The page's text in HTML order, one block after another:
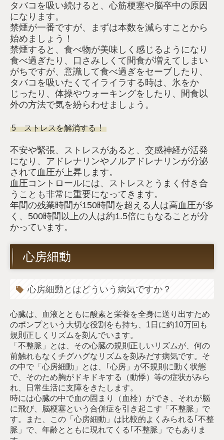
タバコを吸い続けると、心筋梗塞や脳卒中の原因
になります。
禁煙が一番ですが、まずは本数を減らすことから
始めましょう！
禁煙すると、食べ物が美味しく感じるようになり
食べ過ぎたり、口さみしくて間食が増えてしまい
がちですが、意識して食べ過ぎをセーブしたり、
タバコを吸いたくてイライラする時は、氷をか
じったり、体操やウォーキングをしたり、間食以
外の方法で気を紛らわせましょう。
5 ストレスを解消する！
不安や緊張、ストレスがあると、交感神経が活発
になり、アドレナリンやノルアドレナリンが分泌
されて血圧が上昇します。
血圧コントロールには、ストレスとうまく付き合
うことも非常に重要になってきます。
年間の残業時間が150時間を超える人は高血圧が多
く、500時間以上の人は約1.5倍にもなることが分
かっています。
心房細動
心房細動とはどういう病気ですか？
心臓は、血液とともに酸素と栄養を全身に送り出すため
のポンプという大切な役割をも持ち、1日に約10万回も
規則正しくリズムを刻んでいます。
「不整脈」とは、その心臓の規則正しいリズムが、何の
前触れもなくチグハグなリズムを刻みだす病気です。そ
の中で「心房細動」とは、｢心房」が不規則に動く状態
で、そのため胸がドキドキする（動悸）等の症状がみら
れ、日常生活に支障をきたします。
時には心臓の中で血の固まり（血栓）ができ、それが脳
に飛び、脳梗塞という合併症を引き起こす「不整脈」で
す。また、この「心房細動」は比較的よくみられる｢不整
脈」で、年齢とともに現れてくる｢不整脈」でもありま